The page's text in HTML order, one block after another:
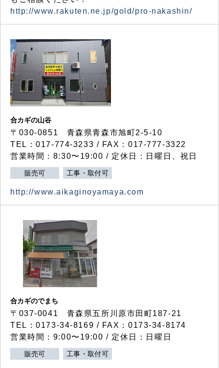
http://www.rakuten.ne.jp/gold/pro-nakashin/
合カギの山谷
〒030-0851 青森県青森市旭町2-5-10
TEL：017-774-3233 / FAX：017-777-3322
営業時間：8:30〜19:00 / 定休日：日曜日、祝日
販売可 工事・取付可
http://www.aikaginoyamaya.com
合カギのでまち
〒037-0041 青森県五所川原市田町187-21
TEL：0173-34-8169 / FAX：0173-34-8174
営業時間：9:00〜19:00 / 定休日：日曜日
販売可 工事・取付可